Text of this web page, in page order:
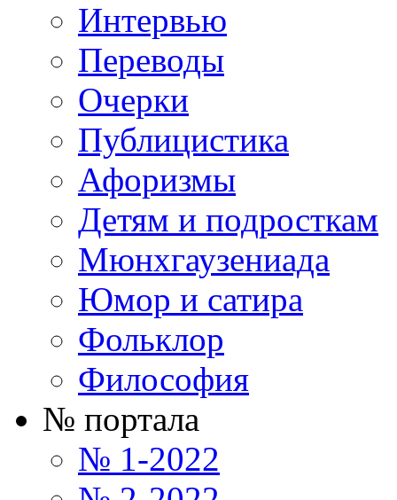
Интервью
Переводы
Очерки
Публицистика
Афоризмы
Детям и подросткам
Мюнхгаузениада
Юмор и сатира
Фольклор
Философия
№ портала
№ 1-2022